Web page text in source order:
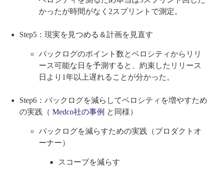
かったが時間がなく2スプリントで測定。
Step5：現実を見つめる＆計画を見直す
バックログのポイント数とベロシティからリリ
ース可能な日を予測すると、約束したリリース
日より1年以上遅れることが分かった。
Step6：バックログを減らしてベロシティを増やすため
の実践（ Medco社の事例 と同様）
バックログを減らすための実践（プロダクトオ
ーナー）
スコープを減らす